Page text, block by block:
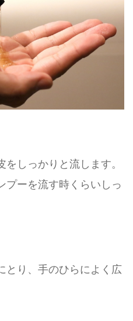
をしっかりと流します。
プーを流す時くらいしっ
とり、手のひらによく広